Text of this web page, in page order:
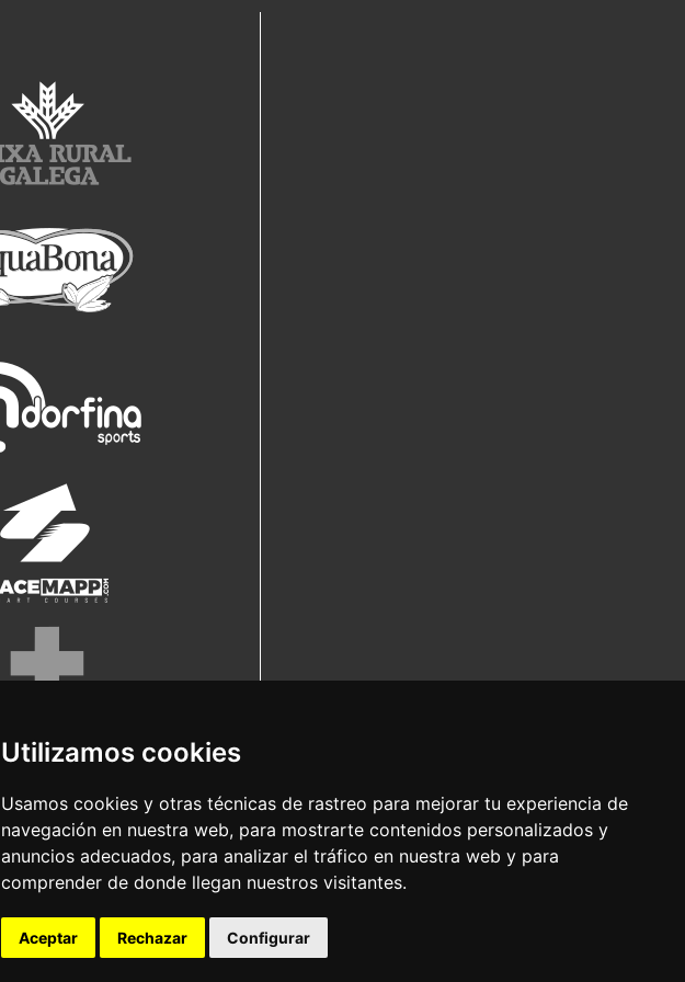
Utilizamos cookies
Usamos cookies y otras técnicas de rastreo para mejorar tu experiencia de
navegación en nuestra web, para mostrarte contenidos personalizados y
anuncios adecuados, para analizar el tráfico en nuestra web y para
comprender de donde llegan nuestros visitantes.
Aceptar Rechazar Configurar